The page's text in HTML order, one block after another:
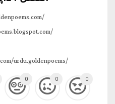
urdu.goldenpoems/
0 0 0